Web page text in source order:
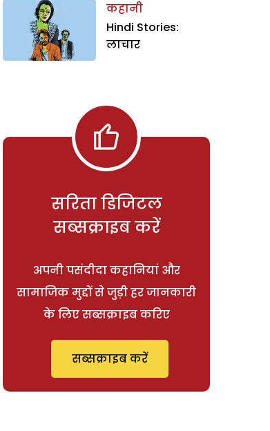
कहानी
Hindi Stories:
लाचार
सरिता डिजिटल
सब्सक्राइब करें
अपनी पसंदीदा कहानियां और
सामाजिक मुद्दों से जुड़ी हर जानकारी
के लिए सब्सक्राइब करिए
सब्सक्राइब करें